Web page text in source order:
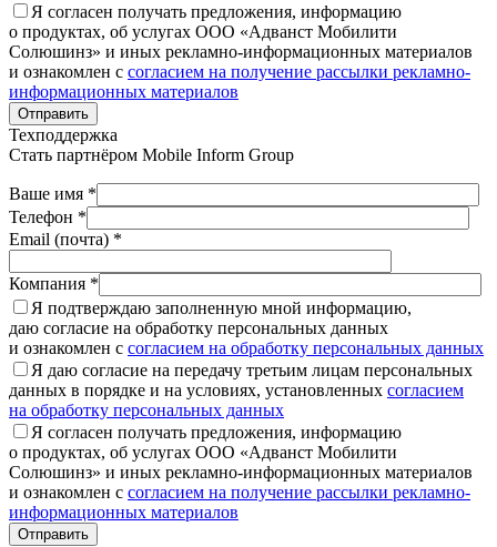
Я согласен получать предложения, информацию
о продуктах, об услугах ООО «Адванст Мобилити
Солюшинз» и иных рекламно-информационных материалов
и ознакомлен с согласием на получение рассылки рекламно-
информационных материалов
Отправить
Техподдержка
Стать партнёром Mobile Inform Group
Ваше имя *
Телефон *
Email (почта) *
Компания *
Я подтверждаю заполненную мной информацию,
даю согласие на обработку персональных данных
и ознакомлен с согласием на обработку персональных данных
Я даю согласие на передачу третьим лицам персональных
данных в порядке и на условиях, установленных согласием
на обработку персональных данных
Я согласен получать предложения, информацию
о продуктах, об услугах ООО «Адванст Мобилити
Солюшинз» и иных рекламно-информационных материалов
и ознакомлен с согласием на получение рассылки рекламно-
информационных материалов
Отправить